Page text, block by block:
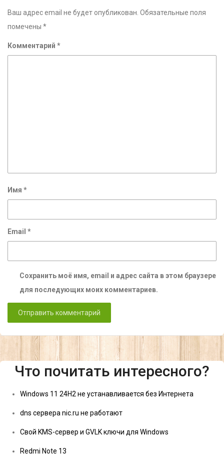
Ваш адрес email не будет опубликован. Обязательные поля
помечены *
Комментарий *
Имя *
Email *
Сохранить моё имя, email и адрес сайта в этом браузере
для последующих моих комментариев.
Что почитать интересного?
Windows 11 24H2 не устанавливается без Интернета
dns сервера nic.ru не работают
Свой KMS-сервер и GVLK ключи для Windows
Redmi Note 13